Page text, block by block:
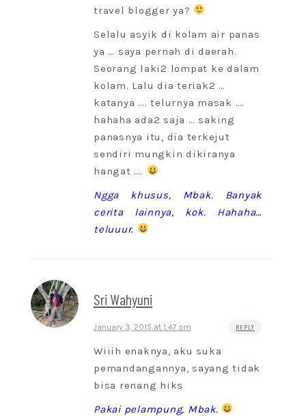
travel blogger ya?
Selalu asyik di kolam air panas
ya … saya pernah di daerah.
Seorang laki2 lompat ke dalam
kolam. Lalu dia teriak2 …
katanya …. telurnya masak ….
hahaha ada2 saja … saking
panasnya itu, dia terkejut
sendiri mungkin dikiranya
hangat ….
Ngga khusus, Mbak. Banyak
cerita lainnya, kok. Hahaha…
teluuur.
Sri Wahyuni
January 3, 2015 at 1:47 pm REPLY
Wiiih enaknya, aku suka
pemandangannya, sayang tidak
bisa renang hiks
Pakai pelampung, Mbak.